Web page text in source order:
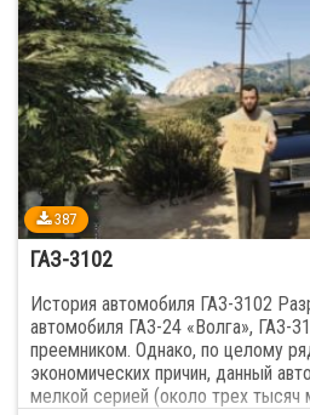
387
ГАЗ-3102
История автомобиля ГАЗ-3102
автомобиля ГАЗ-24 «Волга», ГАЗ-
преемником. Однако, по целому
экономических причин, данный
мелкой серией (около трех тысяч